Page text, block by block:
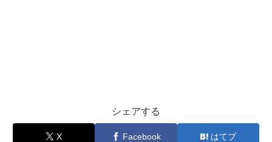
シェアする
X Facebook はてブ